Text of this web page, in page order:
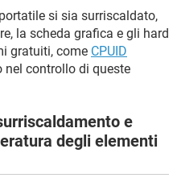
si sia surriscaldato,
la scheda grafica e gli hard
gratuiti, come CPUID
controllo di queste
e
degli elementi